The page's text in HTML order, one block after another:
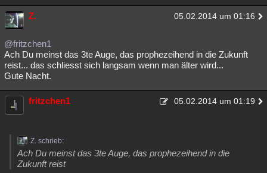
Z. 05.02.2014 um 01:16
@fritzchen1
Ach Du meinst das 3te Auge, das prophezeihend in die Zukunft
reist... das schliesst sich langsam wenn man älter wird...
Gute Nacht.
fritzchen1 05.02.2014 um 01:19
Z. schrieb:
Ach Du meinst das 3te Auge, das prophezeihend in die
Zukunft reist